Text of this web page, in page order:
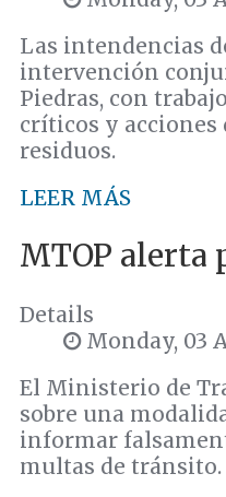
Las intendencias
intervención
Piedras, con
críticos y acciones
residuos.
LEER MÁS
MTOP alerta
Details
Monday, 03
El Ministerio de
sobre una
informar
multas de tránsito.